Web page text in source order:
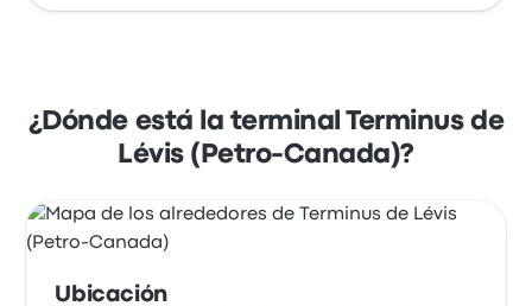
Lévis QC G6V 6E2 Canada. Revisa la
ubicación de esta parada de autobús en
Lévis en un mapa.
¿Dónde está la terminal Terminus de
Lévis (Petro-Canada)?
Ubicación